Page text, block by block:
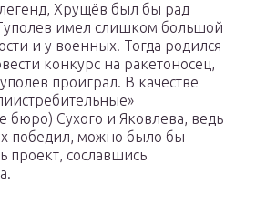
Хрущёв был бы рад
имел слишком большой
и у военных. Тогда родился
конкурс на ракетоносец,
проиграл. В качестве
бюро) Сухого и Яковлева, ведь
победил, можно было бы
проект, сославшись